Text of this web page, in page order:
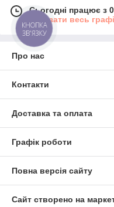
Сьогодні працює з
Показати весь
Про нас
Контакти
Доставка та оплата
Графік роботи
Повна версія сайту
Сайт створено на
КНОПКА
ЗВ'ЯЗКУ